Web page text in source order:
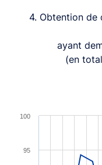
4. Obtention de
ayant
(en
View as data
95
100